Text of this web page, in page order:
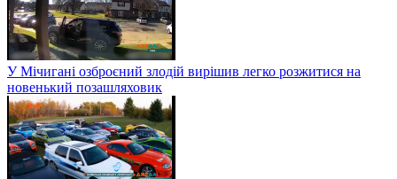
У Мічигані озброєний злодій вирішив легко розжитися на
новенький позашляховик